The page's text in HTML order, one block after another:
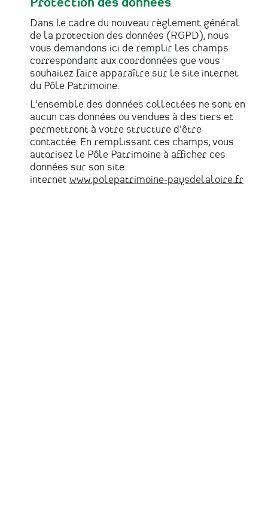
Protection des données
Dans le cadre du nouveau règlement général
de la protection des données (RGPD), nous
vous demandons ici de remplir les champs
correspondant aux coordonnées que vous
souhaitez faire apparaître sur le site internet
du Pôle Patrimoine.
L'ensemble des données collectées ne sont en
aucun cas données ou vendues à des tiers et
permettront à votre structure d'être
contactée. En remplissant ces champs, vous
autorisez le Pôle Patrimoine à afficher ces
données sur son site
internet www.polepatrimoine-paysdelaloire.fr